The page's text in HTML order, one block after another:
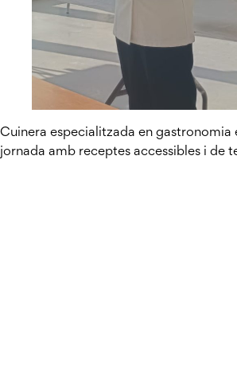
Cuinera especialitzada en
jornada amb receptes accessibles i de